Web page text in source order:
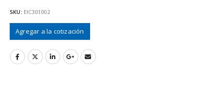
SKU: EIC301002
Agregar a la cotización